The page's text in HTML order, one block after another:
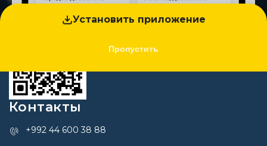
Установить приложение
Пропустить
Контакты
+992 44 600 38 88